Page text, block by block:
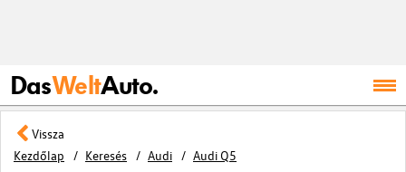
DasWeltAuto.
Vissza
Kezdőlap
Keresés Audi
Audi Q5